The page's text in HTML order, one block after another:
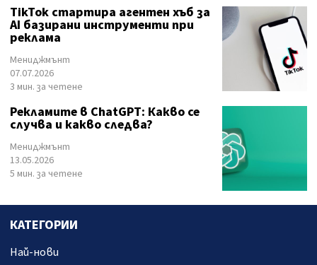
TikTok стартира агентен хъб за
AI базирани инструменти при
реклама
Мениджмънт
07.07.2026
3 мин. за четене
Рекламите в ChatGPT: Какво се
случва и какво следва?
Мениджмънт
13.05.2026
5 мин. за четене
КАТЕГОРИИ
Най-нови